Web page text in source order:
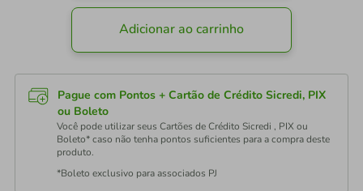
Adicionar ao carrinho
Pague com Pontos + Cartão de Crédito Sicredi, PIX
ou Boleto
Você pode utilizar seus Cartões de Crédito Sicredi , PIX ou
Boleto* caso não tenha pontos suficientes para a compra deste
produto.
*Boleto exclusivo para associados PJ